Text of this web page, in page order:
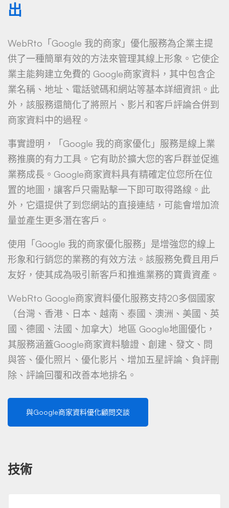
出
WebRto「Google 我的商家」優化服務為企業主提
供了一種簡單有效的方法來管理其線上形象。它使企
業主能夠建立免費的 Google商家資料，其中包含企
業名稱、地址、電話號碼和網站等基本詳細資訊。此
外，該服務還簡化了將照片、影片和客戶評論合併到
商家資料中的過程。
事實證明，「Google 我的商家優化」服務是線上業
務推廣的有力工具。它有助於擴大您的客戶群並促進
業務成長。Google商家資料具有精確定位您所在位
置的地圖，讓客戶只需點擊一下即可取得路線。此
外，它還提供了到您網站的直接連結，可能會增加流
量並產生更多潛在客戶。
使用「Google 我的商家優化服務」是增強您的線上
形象和行銷您的業務的有效方法。該服務免費且用戶
友好，使其成為吸引新客戶和推進業務的寶貴資產。
WebRto Google商家資料優化服務支持20多個國家
（台灣、香港、日本、越南、泰國、澳洲、美國、英
國、德國、法國、加拿大）地區 Google地圖優化，
其服務涵蓋Google商家資料驗證、創建、發文、問
與答、優化照片、優化影片、增加五星評論、負評刪
除、評論回覆和改善本地排名。
與Google商家資料優化顧問交談
技術